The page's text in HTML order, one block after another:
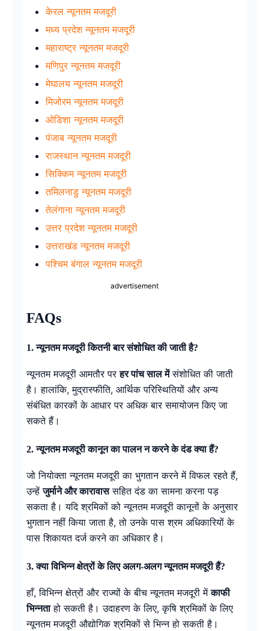
केरल न्यूनतम मजदूरी
मध्य प्रदेश न्यूनतम मजदूरी
महाराष्ट्र न्यूनतम मजदूरी
मणिपुर न्यूनतम मजदूरी
मेघालय न्यूनतम मजदूरी
मिजोरम न्यूनतम मजदूरी
ओडिशा न्यूनतम मजदूरी
पंजाब न्यूनतम मजदूरी
राजस्थान न्यूनतम मजदूरी
सिक्किम न्यूनतम मजदूरी
तमिलनाडु न्यूनतम मजदूरी
तेलंगाना न्यूनतम मजदूरी
उत्तर प्रदेश न्यूनतम मजदूरी
उत्तराखंड न्यूनतम मजदूरी
पश्चिम बंगाल न्यूनतम मजदूरी
advertisement
FAQs
1. न्यूनतम मजदूरी कितनी बार संशोधित की जाती है?
न्यूनतम मजदूरी आमतौर परहर पांच साल मेंसंशोधित की जाती
है। हालांकि, मुद्रास्फीति, आर्थिक परिस्थितियों और अन्य
संबंधित कारकों के आधार पर अधिक बार समायोजन किए जा
सकते हैं।
2. न्यूनतम मजदूरी कानून का पालन न करने के दंड क्या हैं?
जो नियोक्ता न्यूनतम मजदूरी का भुगतान करने में विफल रहते हैं,
उन्हेंजुर्माने और कारावाससहित दंड का सामना करना पड़
सकता है। यदि श्रमिकों को न्यूनतम मजदूरी कानूनों के अनुसार
भुगतान नहीं किया जाता है, तो उनके पास श्रम अधिकारियों के
पास शिकायत दर्ज करने का अधिकार है।
3. क्या विभिन्न क्षेत्रों के लिए अलग-अलग न्यूनतम मजदूरी हैं?
हाँ, विभिन्न क्षेत्रों और राज्यों के बीच न्यूनतम मजदूरी मेंकाफी
भिन्नताहो सकती है। उदाहरण के लिए, कृषि श्रमिकों के लिए
न्यूनतम मजदूरी औद्योगिक श्रमिकों से भिन्न हो सकती है।